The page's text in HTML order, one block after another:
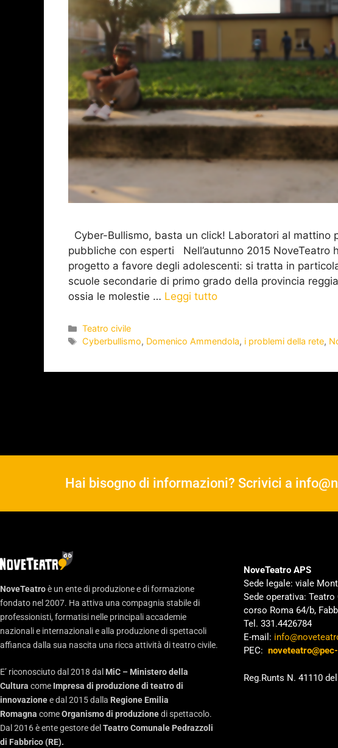
Cyber-Bullismo, basta un click! Laboratori al mattino
pubbliche con esperti Nell’autunno 2015 NoveTeatro
progetto a favore degli adolescenti: si tratta in
scuole secondarie di primo grado della provincia
ossia le molestie … Leggi tutto
Teatro civile
Cyberbullismo, Domenico Ammendola, i problemi della rete,
Hai bisogno di informazioni? Scrivici a
NoveTeatroè un ente di produzione e di formazione
fondato nel 2007. Ha attiva una compagnia stabile di
professionisti, formatisi nelle principali accademie
nazionali e internazionali e alla produzione di spettacoli
affianca dalla sua nascita una ricca attività di teatro civile.
E’ riconosciuto dal 2018 dal MiC – Ministero della
Cultura come Impresa di produzione di teatro di
innovazionee dal 2015 dalla Regione Emilia
Romagna comeOrganismo di produzionedi spettacolo.
Dal 2016 è ente gestore del Teatro Comunale Pedrazzoli
di Fabbrico (RE).
NoveTeatro APS
Sede legale: viale
Sede operativa:
corso Roma 64/b,
Tel. 331.4426784
E-mail:
PEC:
Reg.Runts N. 41110